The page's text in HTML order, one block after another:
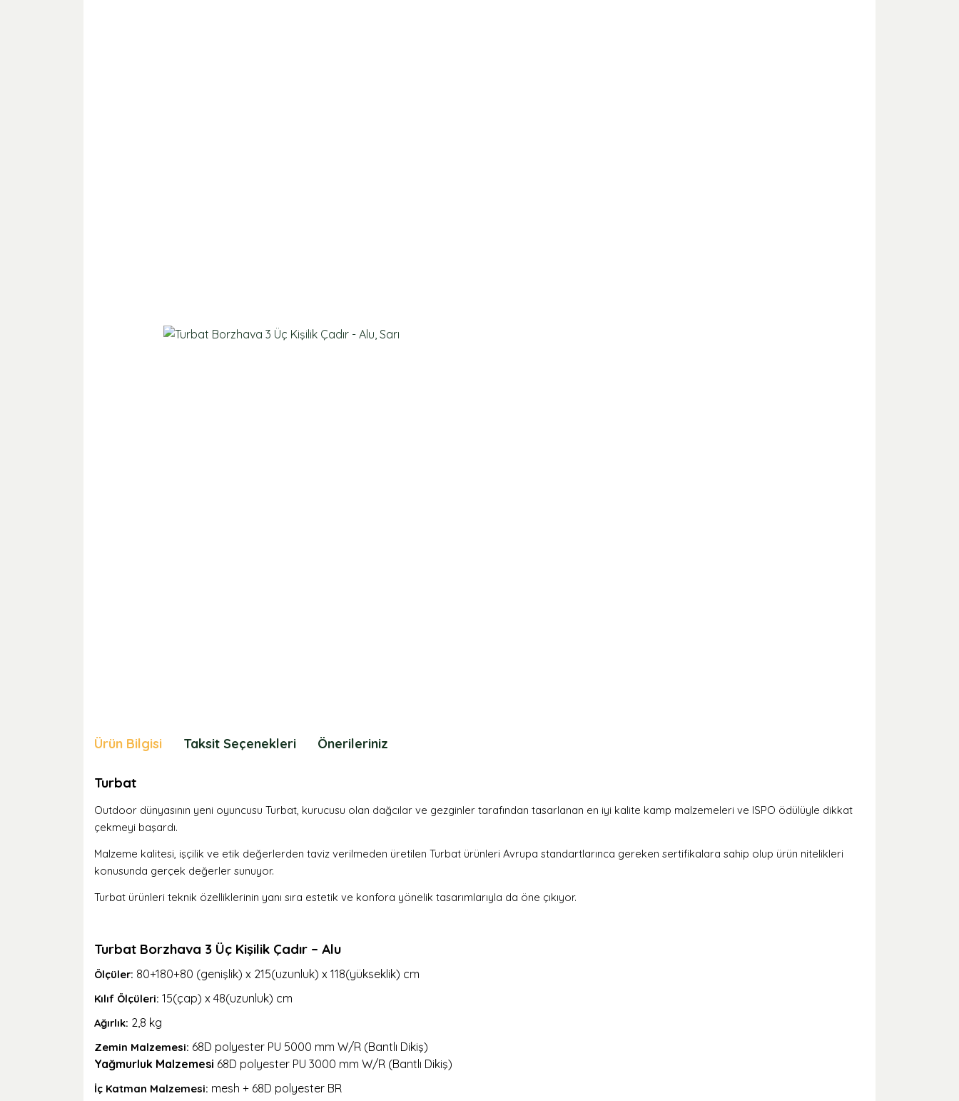
Ürün Bilgisi Taksit Seçenekleri Önerileriniz
Turbat
Outdoor dünyasının yeni oyuncusu Turbat, kurucusu olan dağcılar ve gezginler tarafından tasarlanan en iyi kalite kamp malzemeleri ve ISPO ödülüyle dikkat
çekmeyi başardı.
Malzeme kalitesi, işçilik ve etik değerlerden taviz verilmeden üretilen Turbat ürünleri Avrupa standartlarınca gereken sertifikalara sahip olup ürün nitelikleri
konusunda gerçek değerler sunuyor.
Turbat ürünleri teknik özelliklerinin yanı sıra estetik ve konfora yönelik tasarımlarıyla da öne çıkıyor.
Turbat Borzhava 3 Üç Kişilik Çadır – Alu
Ölçüler: 80+180+80 (genişlik) x 215(uzunluk) x 118(yükseklik) cm
Kılıf Ölçüleri: 15(çap) x 48(uzunluk) cm
Ağırlık: 2,8 kg
Zemin Malzemesi: 68D polyester PU 5000 mm W/R (Bantlı Dikiş)
Yağmurluk Malzemesi 68D polyester PU 3000 mm W/R (Bantlı Dikiş)
İç Katman Malzemesi: mesh + 68D polyester BR